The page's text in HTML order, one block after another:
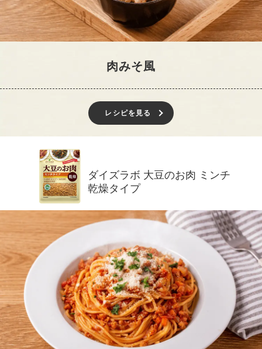
肉みそ風
レシピを見る
ダイズラボ 大豆のお肉 ミンチ
乾燥タイプ